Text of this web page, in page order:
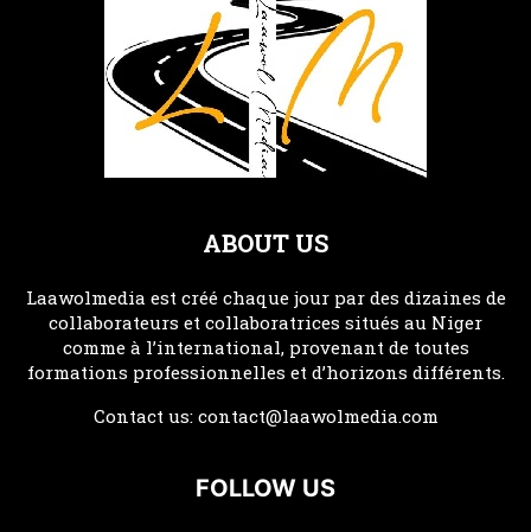
ABOUT US
Laawolmedia est créé chaque jour par des dizaines de
collaborateurs et collaboratrices situés au Niger
comme à l’international, provenant de toutes
formations professionnelles et d’horizons différents.
Contact us: contact@laawolmedia.com
FOLLOW US